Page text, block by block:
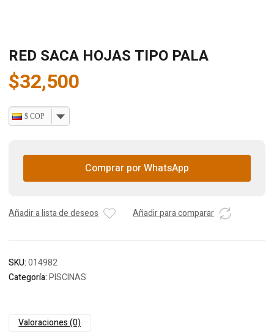
RED SACA HOJAS TIPO PALA
$32,500
$ COP
Comprar por WhatsApp
Añadir a lista de deseos Añadir para comparar
SKU:014982
Categoría:PISCINAS
Valoraciones (0)